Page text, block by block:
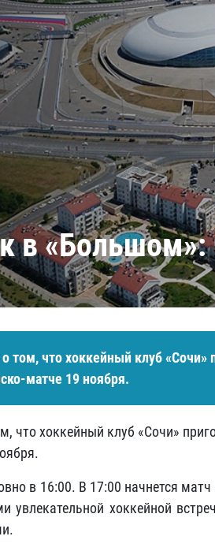
Амур
Барыс
Салават Юлаев
Сибирь
в «Большом»:
том, что хоккейный клуб «Сочи»
матче 19 ноября.
что хоккейный клуб «Сочи»
в 16:00. В 17:00 начнется
хоккейной